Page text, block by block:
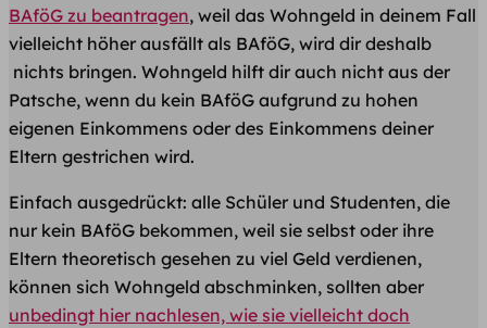
BAföG zu beantragen, weil das Wohngeld in deinem Fall
vielleicht höher ausfällt als BAföG, wird dir deshalb
nichts bringen. Wohngeld hilft dir auch nicht aus der
Patsche, wenn du kein BAföG aufgrund zu hohen
eigenen Einkommens oder des Einkommens deiner
Eltern gestrichen wird.
Einfach ausgedrückt: alle Schüler und Studenten, die
nur kein BAföG bekommen, weil sie selbst oder ihre
Eltern theoretisch gesehen zu viel Geld verdienen,
können sich Wohngeld abschminken, sollten aber
unbedingt hier nachlesen, wie sie vielleicht doch